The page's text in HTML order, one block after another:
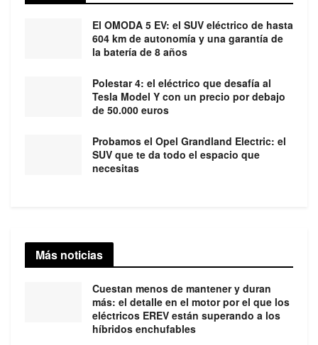
El OMODA 5 EV: el SUV eléctrico de hasta
604 km de autonomía y una garantía de
la batería de 8 años
Polestar 4: el eléctrico que desafía al
Tesla Model Y con un precio por debajo
de 50.000 euros
Probamos el Opel Grandland Electric: el
SUV que te da todo el espacio que
necesitas
Más noticias
Cuestan menos de mantener y duran
más: el detalle en el motor por el que los
eléctricos EREV están superando a los
híbridos enchufables